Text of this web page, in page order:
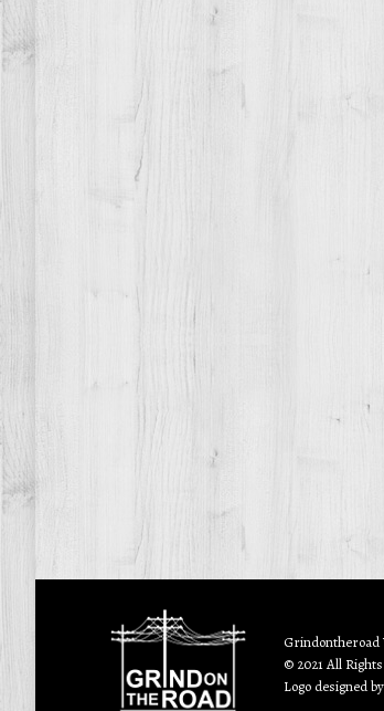
Grindontheroad
© 2021 All
Logo designed by